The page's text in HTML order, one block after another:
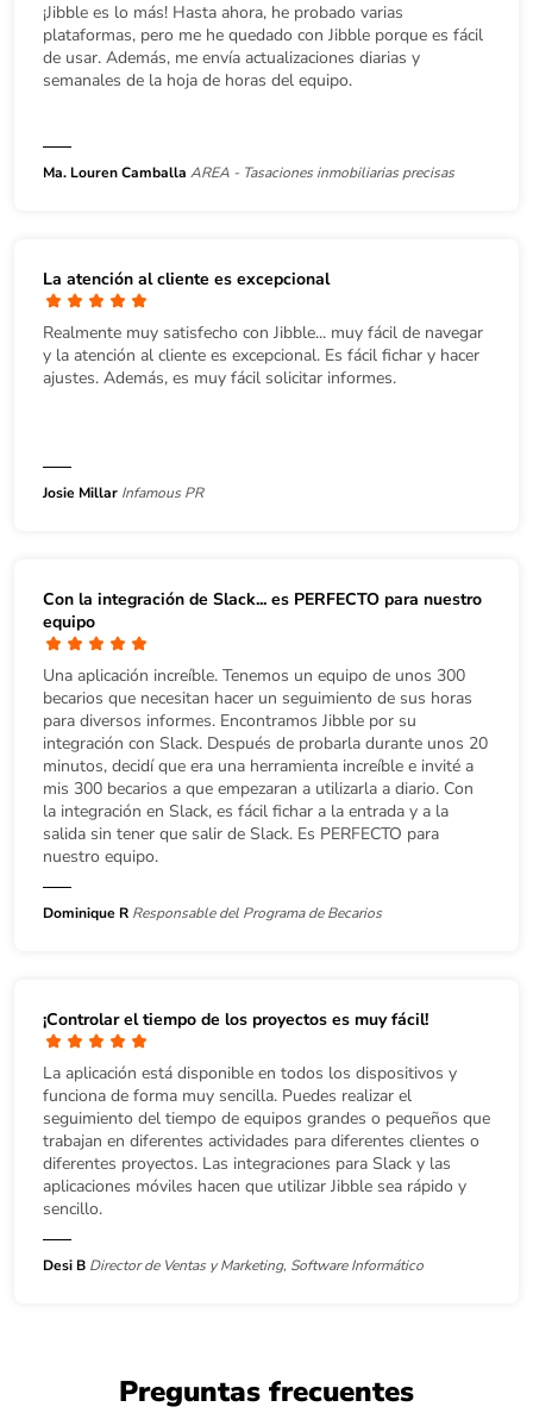
¡Jibble es lo más! Hasta ahora, he probado varias
plataformas, pero me he quedado con Jibble porque es fácil
de usar. Además, me envía actualizaciones diarias y
semanales de la hoja de horas del equipo.
Ma. Louren Camballa AREA - Tasaciones inmobiliarias precisas
La atención al cliente es excepcional
Realmente muy satisfecho con Jibble... muy fácil de navegar
y la atención al cliente es excepcional. Es fácil fichar y hacer
ajustes. Además, es muy fácil solicitar informes.
Josie Millar Infamous PR
Con la integración de Slack... es PERFECTO para nuestro
equipo
Una aplicación increíble. Tenemos un equipo de unos 300
becarios que necesitan hacer un seguimiento de sus horas
para diversos informes. Encontramos Jibble por su
integración con Slack. Después de probarla durante unos 20
minutos, decidí que era una herramienta increíble e invité a
mis 300 becarios a que empezaran a utilizarla a diario. Con
la integración en Slack, es fácil fichar a la entrada y a la
salida sin tener que salir de Slack. Es PERFECTO para
nuestro equipo.
Dominique R Responsable del Programa de Becarios
¡Controlar el tiempo de los proyectos es muy fácil!
La aplicación está disponible en todos los dispositivos y
funciona de forma muy sencilla. Puedes realizar el
seguimiento del tiempo de equipos grandes o pequeños que
trabajan en diferentes actividades para diferentes clientes o
diferentes proyectos. Las integraciones para Slack y las
aplicaciones móviles hacen que utilizar Jibble sea rápido y
sencillo.
Desi B Director de Ventas y Marketing, Software Informático
Preguntas frecuentes